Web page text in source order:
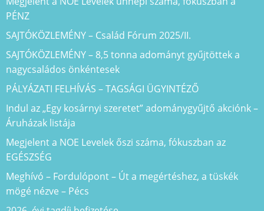
PÉNZ
SAJTÓKÖZLEMÉNY – Család Fórum 2025/II.
SAJTÓKÖZLEMÉNY – 8,5 tonna adományt gyűjtöttek a
nagycsaládos önkéntesek
PÁLYÁZATI FELHÍVÁS – TAGSÁGI ÜGYINTÉZŐ
Indul az „Egy kosárnyi szeretet” adománygyűjtő akciónk –
Áruházak listája
Megjelent a NOE Levelek őszi száma, fókuszban az
EGÉSZSÉG
Meghívó – Fordulópont – Út a megértéshez, a tüskék
mögé nézve – Pécs